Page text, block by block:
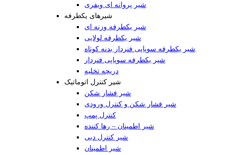
شیر پروانه ای ویفری
شیرهای یکطرفه
شیر یکطرفه وزنه ای
شیر یکطرفه لولایی
شیر یکطرفه سوپاپی فنردار بدنه کوتاه
شیر یکطرفه سوپاپی فنردار
دریچه تخلیه
شیر کنترل اتوماتیک
شیر فشار شکن
شیر فشار شکن و کنترل ورودی
کنترل پمپ
شیر اطمینان – رها کننده
شیر کنترل دبی
شیر اطمینان